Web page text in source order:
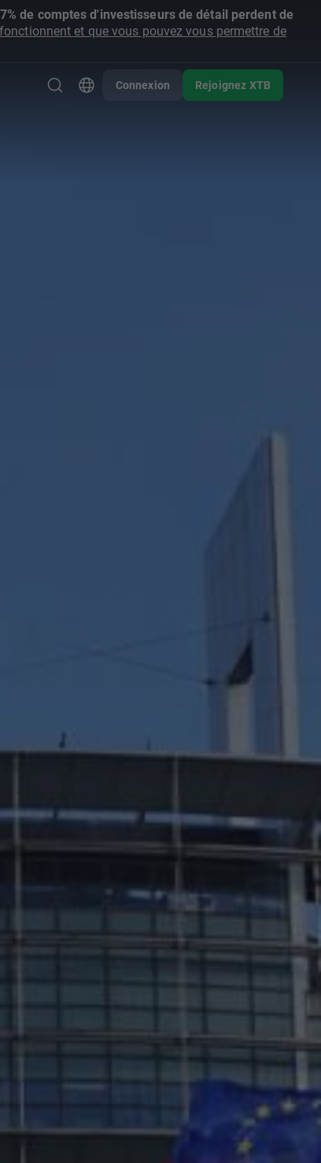
de comptes d'investisseurs de détail perdent de
et que vous pouvez vous permettre de
Connexion Rejoignez XTB